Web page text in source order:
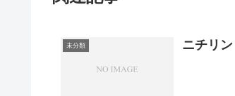
未分類 ニチリ